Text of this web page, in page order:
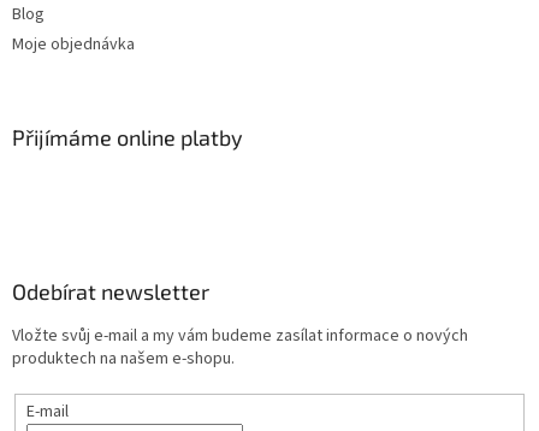
Blog
Moje objednávka
Přijímáme online platby
Odebírat newsletter
Vložte svůj e-mail a my vám budeme zasílat informace o nových
produktech na našem e-shopu.
E-mail